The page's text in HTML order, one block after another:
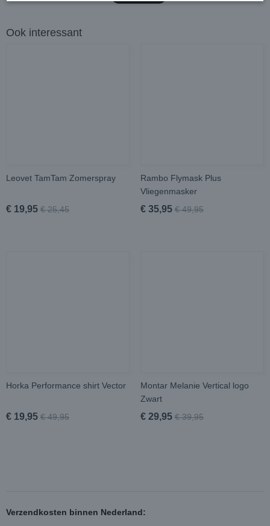
Ook interessant
Leovet TamTam Zomerspray
€ 19,95 € 25,45
Rambo Flymask Plus
Vliegenmasker
€ 35,95 € 49,95
Horka Performance shirt Vector
€ 19,95 € 49,95
Montar Melanie Vertical logo
Zwart
€ 29,95 € 39,95
Verzendkosten binnen Nederland: